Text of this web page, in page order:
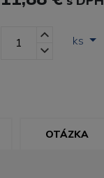
ks
OTÁZKA